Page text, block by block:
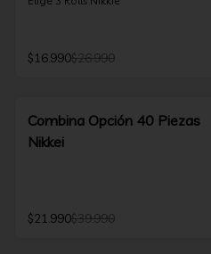
$16.990$26.990
Combina Opción 40 Piezas
Nikkei
$21.990$39.990